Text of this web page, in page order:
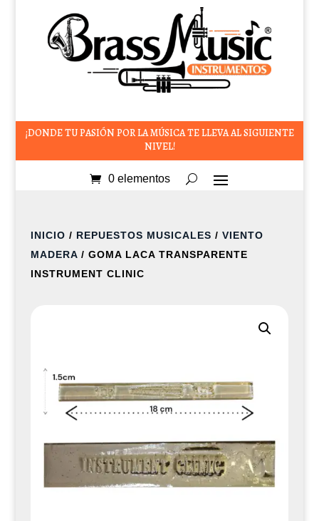
¡DONDE TU PASIÓN POR LA MÚSICA TE LLEVA AL SIGUIENTE
NIVEL!
0 elementos
INICIO / REPUESTOS MUSICALES / VIENTO
MADERA/ GOMA LACA TRANSPARENTE
INSTRUMENT CLINIC